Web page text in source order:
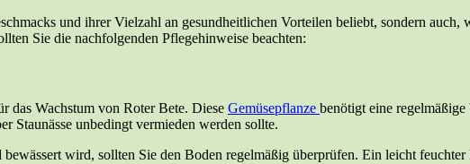
und ihrer Vielzahl an gesundheitlichen Vorteilen beliebt, sondern
Sie die nachfolgenden Pflegehinweise beachten:
das Wachstum von Roter Bete. Diese Gemüsepflanze benötigt eine
Staunässe unbedingt vermieden werden sollte.
wird, sollten Sie den Boden regelmäßig überprüfen. Ein leicht